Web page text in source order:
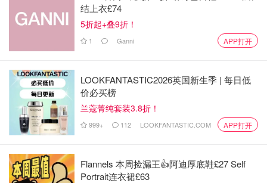
结上衣£74
5折起+叠9折！
1 Ganni APP打开
LOOKFANTASTIC2026英国新生季 | 每日低
价必买榜
兰蔻菁纯套装3.8折！
999+ 112 LOOKFANTASTIC.COM APP打开
Flannels 本周捡漏王👍阿迪厚底鞋£27 Self
Portrait连衣裙£63